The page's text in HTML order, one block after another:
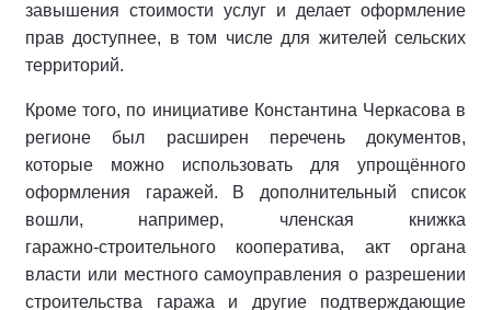
завышения стоимости услуг и делает оформление
прав доступнее, в том числе для жителей сельских
территорий.
Кроме того, по инициативе Константина Черкасова в
регионе был расширен перечень документов,
которые можно использовать для упрощённого
оформления гаражей. В дополнительный список
вошли, например, членская книжка
гаражно‑строительного кооператива, акт органа
власти или местного самоуправления о разрешении
строительства гаража и другие подтверждающие